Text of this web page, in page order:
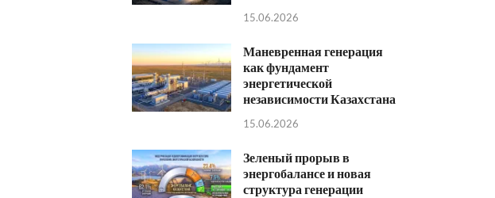
15.06.2026
Маневренная генерация
как фундамент
энергетической
независимости Казахстана
15.06.2026
Зеленый прорыв в
энергобалансе и новая
структура генерации